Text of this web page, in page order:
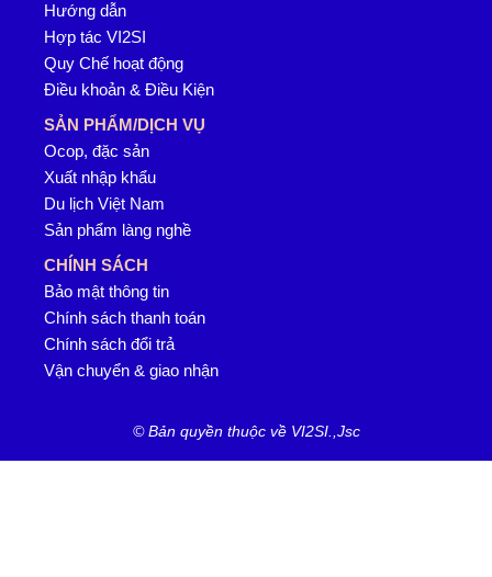
Hướng dẫn
Hợp tác VI2SI
Quy Chế hoạt động
Điều khoản & Điều Kiện
SẢN PHẨM/DỊCH VỤ
Ocop, đặc sản
Xuất nhập khẩu
Du lịch Việt Nam
Sản phẩm làng nghề
CHÍNH SÁCH
Bảo mật thông tin
Chính sách thanh toán
Chính sách đổi trả
Vận chuyển & giao nhận
© Bản quyền thuộc về VI2SI.,Jsc